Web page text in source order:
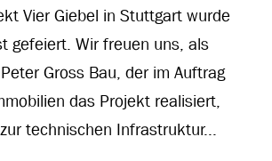
Vier Giebel in Stuttgart wurde
gefeiert. Wir freuen uns, als
Gross Bau, der im Auftrag
das Projekt realisiert,
technischen Infrastruktur...